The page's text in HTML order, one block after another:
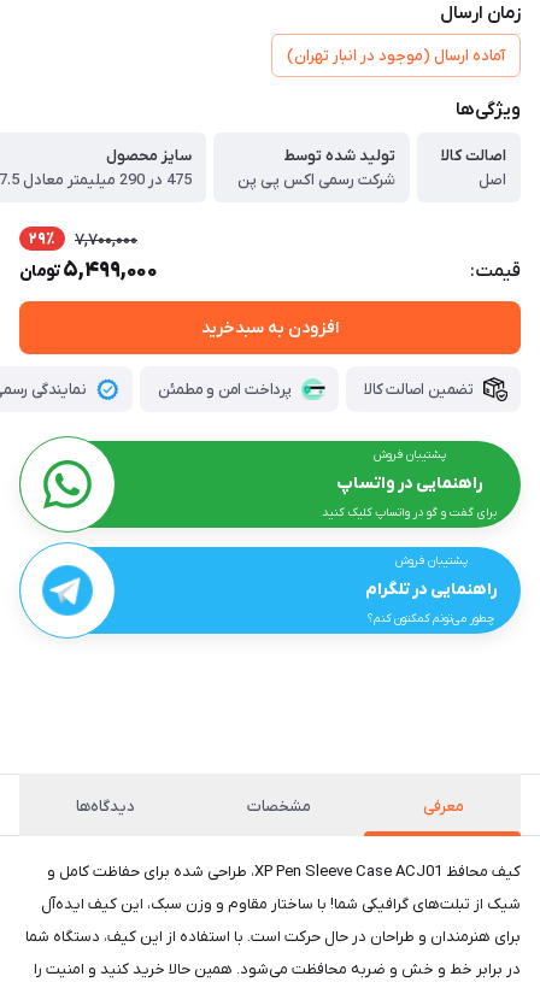
زمان ارسال
آماده ارسال (موجود در انبار تهران)
ویژگی‌ها
اصالت کالا
اصل
تولید شده توسط
شرکت رسمی اکس پی پن
سایز محصول
قیمت:
7,700,000 29٪
5,499,000تومان
افزودن به سبدخرید
تضمین اصالت کالا پرداخت امن و مطمئن نمایندگی
پشتیبان فروش
راهنمایی در واتساپ
برای گفت و گو در واتساپ کلیک کنید
پشتیبان فروش
راهنمایی در تلگرام
چطور می‌تونم کمکتون کنم؟
معرفی مشخصات دیدگاه‌ها
کیف محافظ XP Pen Sleeve Case ACJ01، طراحی شده برای حفاظت کامل و
شیک از تبلت‌های گرافیکی شما! با ساختار مقاوم و وزن سبک، این کیف ایده‌آل
برای هنرمندان و طراحان در حال حرکت است. با استفاده از این کیف، دستگاه شما
در برابر خط و خش و ضربه محافظت می‌شود. همین حالا خرید کنید و امنیت را